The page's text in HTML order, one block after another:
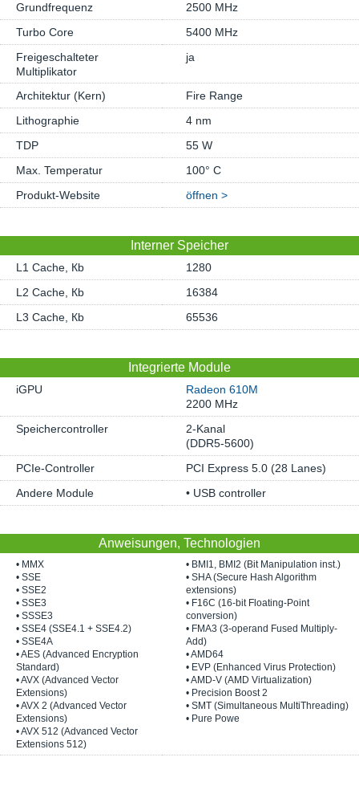
Grundfrequenz
2500 MHz
Turbo Core
5400 MHz
Freigeschalteter
Multiplikator
ja
Architektur (Kern)
Fire Range
Lithographie
4 nm
TDP
55 W
Max. Temperatur
100° C
Produkt-Website
öffnen >
Interner Speicher
L1 Cache, Кb
1280
L2 Cache, Кb
16384
L3 Cache, Кb
65536
Integrierte Module
iGPU
Radeon 610M
2200 MHz
Speichercontroller
2-Kanal
(DDR5-5600)
PCIe-Controller
PCI Express 5.0 (28 Lanes)
Andere Module
• USB controller
Anweisungen, Technologien
• MMX
• SSE
• SSE2
• SSE3
• SSSE3
• SSE4 (SSE4.1 + SSE4.2)
• SSE4A
• AES (Advanced Encryption
Standard)
• AVX (Advanced Vector
Extensions)
• AVX 2 (Advanced Vector
Extensions)
• AVX 512 (Advanced Vector
Extensions 512)
• BMI1, BMI2 (Bit Manipulation inst.)
• SHA (Secure Hash Algorithm
extensions)
• F16C (16-bit Floating-Point
conversion)
• FMA3 (3-operand Fused Multiply-
Add)
• AMD64
• EVP (Enhanced Virus Protection)
• AMD-V (AMD Virtualization)
• Precision Boost 2
• SMT (Simultaneous MultiThreading)
• Pure Powe